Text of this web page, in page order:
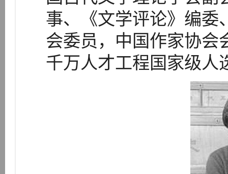
事、《文学评论》编委
会委员，中国作家协会
千万人才工程国家级人